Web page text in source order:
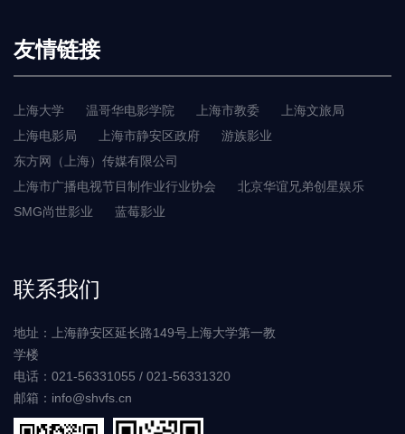
友情链接
上海大学 温哥华电影学院 上海市教委
上海文旅局
上海电影局
上海市静安区政府
游族影业
东方网（上海）传媒有限公司
上海市广播电视节目制作业行业协会
北京华谊兄弟创星娱乐
SMG尚世影业
蓝莓影业
联系我们
地址：上海静安区延长路149号上海大学第一教
学楼
电话：021-56331055 / 021-56331320
邮箱：info@shvfs.cn